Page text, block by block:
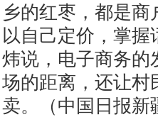
乡的红枣，都是
以自己定价，掌
炜说，电子商务的
场的距离，还让村
卖。（中国日报新